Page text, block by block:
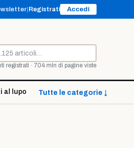
Registrati Accedi
registrati · 704 mln di pagine viste
al lupo Tutte le categorie ↓